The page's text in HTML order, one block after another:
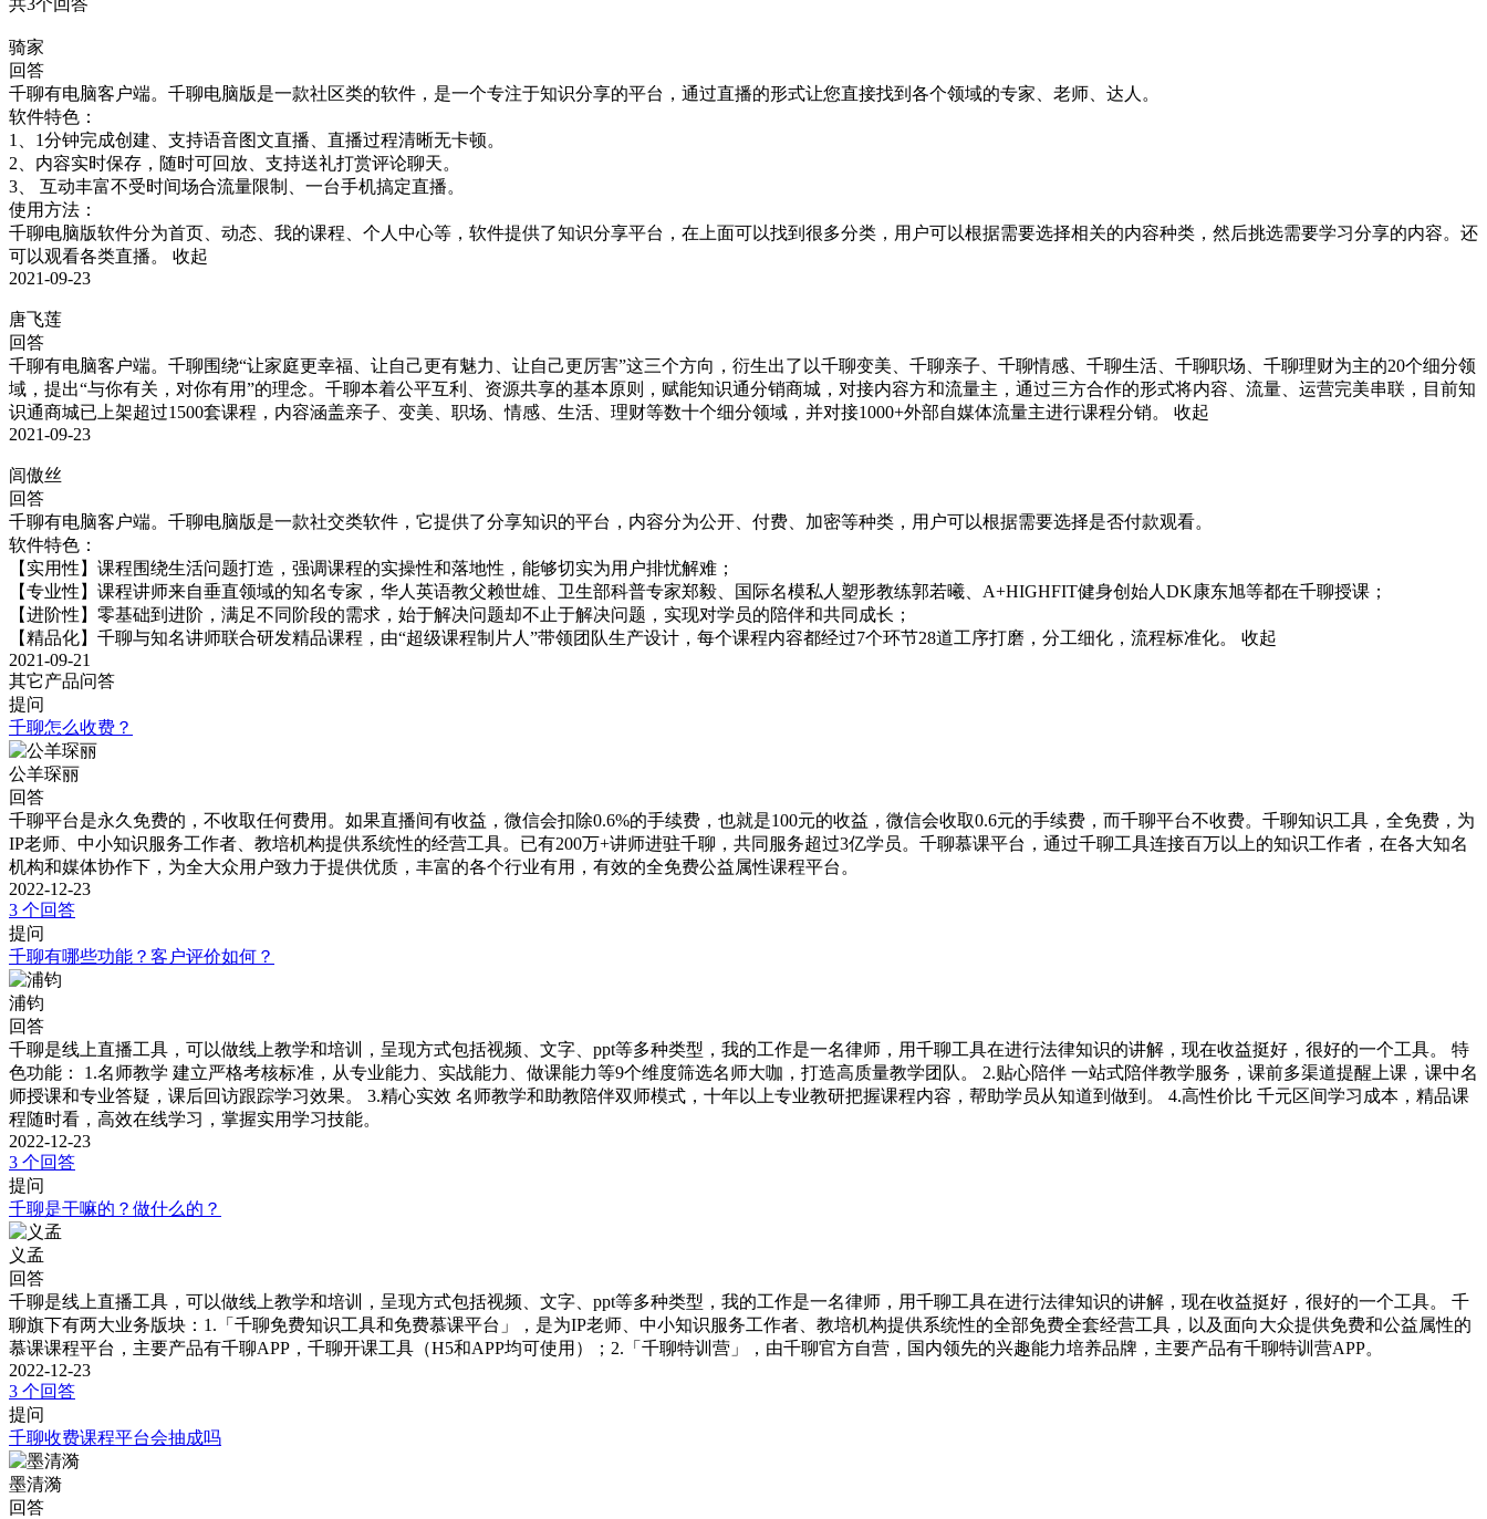
骑家
回答
千聊有电脑客户端。千聊电脑版是一款社区类的软件，是一个专注于知识分享的平台，通过直播的形式让您直接找到各个领域的专家、老师、达人。
软件特色：
1、1分钟完成创建、支持语音图文直播、直播过程清晰无卡顿。
2、内容实时保存，随时可回放、支持送礼打赏评论聊天。
3、 互动丰富不受时间场合流量限制、一台手机搞定直播。
使用方法：
千聊电脑版软件分为首页、动态、我的课程、个人中心等，软件提供了知识分享平台，在上面可以找到很多分类，用户可以根据需要选择相关的内容种类，然后挑选需要学习分享的内容。还
可以观看各类直播。
收起
2021-09-23
唐飞莲
回答
千聊有电脑客户端。千聊围绕“让家庭更幸福、让自己更有魅力、让自己更厉害”这三个方向，衍生出了以千聊变美、千聊亲子、千聊情感、千聊生活、千聊职场、千聊理财为主的20个细分领
域，提出“与你有关，对你有用”的理念。千聊本着公平互利、资源共享的基本原则，赋能知识通分销商城，对接内容方和流量主，通过三方合作的形式将内容、流量、运营完美串联，目前知
识通商城已上架超过1500套课程，内容涵盖亲子、变美、职场、情感、生活、理财等数十个细分领域，并对接1000+外部自媒体流量主进行课程分销。
收起
2021-09-23
闾傲丝
回答
千聊有电脑客户端。千聊电脑版是一款社交类软件，它提供了分享知识的平台，内容分为公开、付费、加密等种类，用户可以根据需要选择是否付款观看。
软件特色：
【实用性】课程围绕生活问题打造，强调课程的实操性和落地性，能够切实为用户排忧解难；
【专业性】课程讲师来自垂直领域的知名专家，华人英语教父赖世雄、卫生部科普专家郑毅、国际名模私人塑形教练郭若曦、A+HIGHFIT健身创始人DK康东旭等都在千聊授课；
【进阶性】零基础到进阶，满足不同阶段的需求，始于解决问题却不止于解决问题，实现对学员的陪伴和共同成长；
【精品化】千聊与知名讲师联合研发精品课程，由“超级课程制片人”带领团队生产设计，每个课程内容都经过7个环节28道工序打磨，分工细化，流程标准化。
收起
2021-09-21
其它产品问答
提问
千聊怎么收费？
公羊琛丽
回答
千聊平台是永久免费的，不收取任何费用。如果直播间有收益，微信会扣除0.6%的手续费，也就是100元的收益，微信会收取0.6元的手续费，而千聊平台不收费。千聊知识工具，全免费，为
IP老师、中小知识服务工作者、教培机构提供系统性的经营工具。已有200万+讲师进驻千聊，共同服务超过3亿学员。千聊慕课平台，通过千聊工具连接百万以上的知识工作者，在各大知名
机构和媒体协作下，为全大众用户致力于提供优质，丰富的各个行业有用，有效的全免费公益属性课程平台。
2022-12-23
3 个回答
提问
千聊有哪些功能？客户评价如何？
浦钧
回答
千聊是线上直播工具，可以做线上教学和培训，呈现方式包括视频、文字、ppt等多种类型，我的工作是一名律师，用千聊工具在进行法律知识的讲解，现在收益挺好，很好的一个工具。 特
色功能： 1.名师教学 建立严格考核标准，从专业能力、实战能力、做课能力等9个维度筛选名师大咖，打造高质量教学团队。 2.贴心陪伴 一站式陪伴教学服务，课前多渠道提醒上课，课中名
师授课和专业答疑，课后回访跟踪学习效果。 3.精心实效 名师教学和助教陪伴双师模式，十年以上专业教研把握课程内容，帮助学员从知道到做到。 4.高性价比 千元区间学习成本，精品课
程随时看，高效在线学习，掌握实用学习技能。
2022-12-23
3 个回答
提问
千聊是干嘛的？做什么的？
义孟
回答
千聊是线上直播工具，可以做线上教学和培训，呈现方式包括视频、文字、ppt等多种类型，我的工作是一名律师，用千聊工具在进行法律知识的讲解，现在收益挺好，很好的一个工具。 千
聊旗下有两大业务版块：1.「千聊免费知识工具和免费慕课平台」，是为IP老师、中小知识服务工作者、教培机构提供系统性的全部免费全套经营工具，以及面向大众提供免费和公益属性的
慕课课程平台，主要产品有千聊APP，千聊开课工具（H5和APP均可使用）；2.「千聊特训营」，由千聊官方自营，国内领先的兴趣能力培养品牌，主要产品有千聊特训营APP。
2022-12-23
3 个回答
提问
千聊收费课程平台会抽成吗
墨清漪
回答